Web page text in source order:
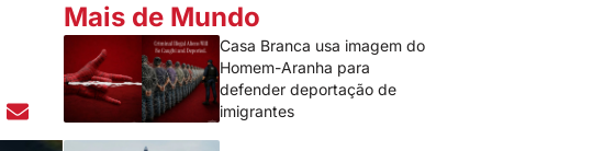
Mais de Mundo
Casa Branca usa imagem do
Homem-Aranha para
defender deportação de
imigrantes